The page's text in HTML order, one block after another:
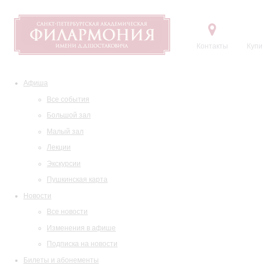
Контакты
Афиша
Все события
Большой зал
Малый зал
Лекции
Экскурсии
Пушкинская карта
Новости
Все новости
Изменения в афише
Подписка на новости
Билеты и абонементы